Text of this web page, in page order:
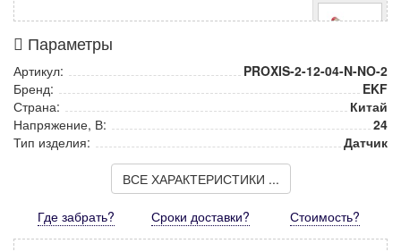
Параметры
Артикул:
PROXIS-2-12-04-N-NO-2
Бренд:
EKF
Страна:
Китай
Напряжение, В:
24
Тип изделия:
Датчик
ВСЕ ХАРАКТЕРИСТИКИ ...
Где забрать? Сроки доставки? Стоимость?